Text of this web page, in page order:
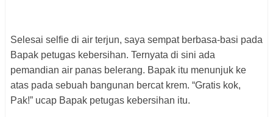
Selesai selfie di air terjun, saya sempat berbasa-basi pada
Bapak petugas kebersihan. Ternyata di sini ada
pemandian air panas belerang. Bapak itu menunjuk ke
atas pada sebuah bangunan bercat krem. “Gratis kok,
Pak!” ucap Bapak petugas kebersihan itu.